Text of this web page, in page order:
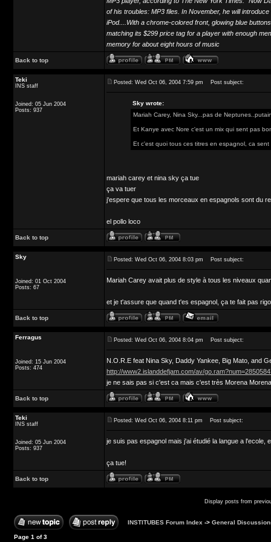
of his troubles: MP3 files. In November, he will
iPod....With a chrome-colored front, glowing blue
matching its $299 price tag for a player with enough
memory for about eight hours of music
Back to top
Teki
INS staff
Joined: 05 Jun 2004
Posts: 937
Posted: Wed Oct 06, 2004 7:59 pm Post subject:
Sky wrote:
Mariah Carey, Nina Sky...pas de
Et Kanye avec Nore c'est un mix qui sent pas
Et c'est quoi tous ces titres en espagnol, ca
mariah carey et nina sky ça tue
ça va tuer
j'espere que tous les morceaux en espagnols sont du
el pollo loco
Back to top
Sky
Joined: 01 Oct 2004
Posts: 67
Posted: Wed Oct 06, 2004 8:03 pm Post subject:
Mariah Carey avait plus de style à tous les niveaux
et je t'assure que quand t'es espagnol, ça te fait pas
Back to top
Ferragus
Joined: 15 Jun 2004
Posts: 474
Posted: Wed Oct 06, 2004 8:04 pm Post subject:
N.O.R.E feat Nina Sky, Daddy Yankee, Big Mato, and
http://www2.islanddefjam.com/av/
je ne sais pas si c'est ca mais c'est très Morena
Back to top
Teki
INS staff
Joined: 05 Jun 2004
Posts: 937
Posted: Wed Oct 06, 2004 8:11 pm Post subject:
je suis pas espagnol mais j'ai étudié la langue a
ça tue!
Back to top
Display posts from
INSTITUBES Forum Index -> General
Page 1 of3